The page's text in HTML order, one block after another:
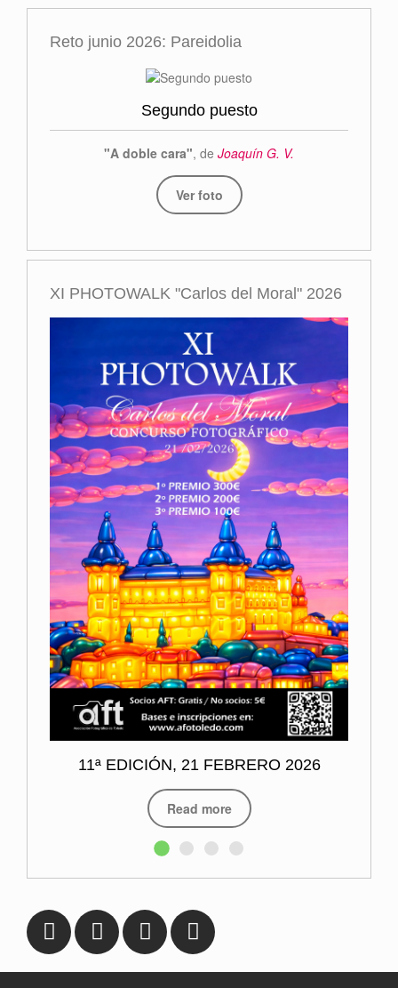
Reto junio 2026: Pareidolia
Segundo puesto
"A doble cara", de Joaquín G. V.
Ver foto
XI PHOTOWALK "Carlos del Moral" 2026
Primer premio
Miguel Navarro
Read more
Esta página web contiene elementos con derechos reservados por la Asociación
Fotográfica de Toledo o por sus autores. No se puede distribuir, copiar, publicar o
utilizar ninguna de las imágenes que en ella se contienen, ya sea en todo o en
parte. Usted no puede descargar/copiar las imágenes que aquí se contienen, así
como alterar, manipular o suprimir cualquier parte de la misma.